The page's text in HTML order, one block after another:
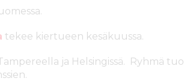
tekee kiertueen kesäkuussa.
ja Helsingissä. Ryhmä tuo